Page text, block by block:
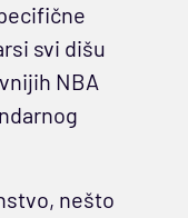
svi dišu
NBA
nešto